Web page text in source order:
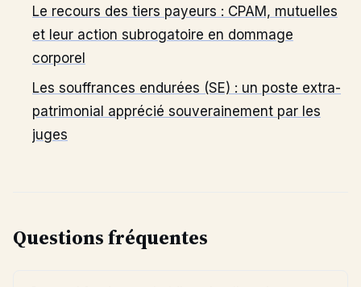
Le recours des tiers payeurs : CPAM, mutuelles
et leur action subrogatoire en dommage
corporel
Les souffrances endurées (SE) : un poste extra-
patrimonial apprécié souverainement par les
juges
Questions fréquentes